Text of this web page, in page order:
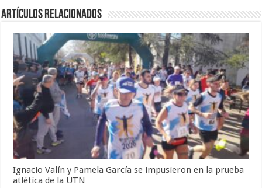
Artículos Relacionados
Ignacio Valín y Pamela García se impusieron en la prueba
atlética de la UTN